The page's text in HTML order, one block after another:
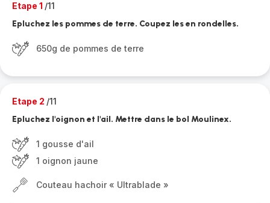
Etape 1 /11
Epluchez les pommes de terre. Coupez les en rondelles.
650g de pommes de terre
Etape 2 /11
Epluchez l'oignon et l'ail. Mettre dans le bol Moulinex.
1 gousse d'ail
1 oignon jaune
Couteau hachoir « Ultrablade »